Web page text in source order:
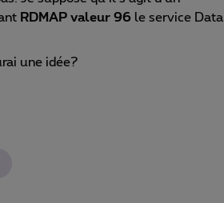
RDMAP valeur 96 le service Data
une idée?